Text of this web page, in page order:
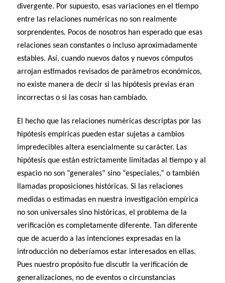
divergente. Por supuesto, esas variaciones en el tiempo
entre las relaciones numéricas no son realmente
sorprendentes. Pocos de nosotros han esperado que esas
relaciones sean constantes o incluso aproximadamente
estables. Así, cuando nuevos datos y nuevos cómputos
arrojan estimados revisados de parámetros económicos,
no existe manera de decir si las hipótesis previas eran
incorrectas o si las cosas han cambiado.
El hecho que las relaciones numéricas descriptas por las
hipótesis empíricas pueden estar sujetas a cambios
impredecibles altera esencialmente su carácter. Las
hipótesis que están estrictamente limitadas al tiempo y al
espacio no son “generales” sino “especiales,” o también
llamadas proposiciones históricas. Si las relaciones
medidas o estimadas en nuestra investigación empírica
no son universales sino históricas, el problema de la
verificación es completamente diferente. Tan diferente
que de acuerdo a las intenciones expresadas en la
introducción no deberíamos estar interesados en ellas.
Pues nuestro propósito fue discutir la verificación de
generalizaciones, no de eventos o circunstancias